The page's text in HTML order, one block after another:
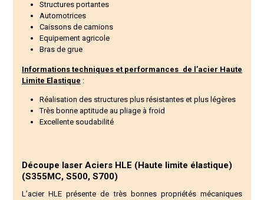
Structures portantes
Automotrices
Caissons de camions
Equipement agricole
Bras de grue
Informations techniques et performances de l’acier Haute
Limite Elastique :
Réalisation des structures plus résistantes et plus légères
Très bonne aptitude au pliage à froid
Excellente soudabilité
Découpe laser Aciers HLE (Haute limite élastique)
(S355MC, S500, S700)
L’acier HLE présente de très bonnes propriétés mécaniques